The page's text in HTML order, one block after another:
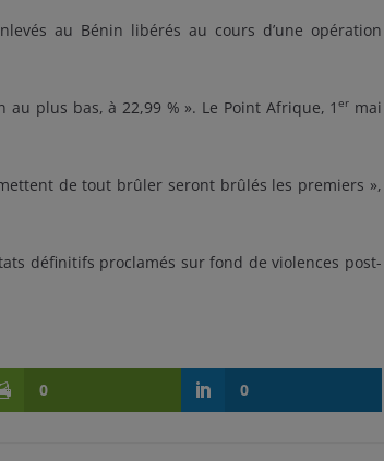
au Bénin libérés au cours d’une opération
au plus bas, à 22,99 % ». Le Point Afrique, 1er mai
de tout brûler seront brûlés les premiers »,
définitifs proclamés sur fond de violences post-
0 0